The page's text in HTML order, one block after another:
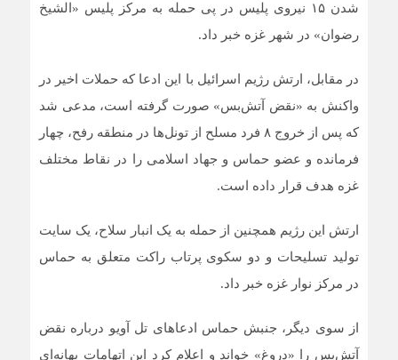
شدن ۱۵ نیروی پلیس در پی حمله به مرکز پلیس «الشیخ
رضوان» در شهر غزه خبر داد.
در مقابل، ارتش رژیم اسرائیل با این ادعا که حملات اخیر در
واکنش به «نقض آتش‌بس» صورت گرفته است، مدعی شد
که پس از خروج ۸ فرد مسلح از تونل‌ها در منطقه رفح، چهار
فرمانده و عضو حماس و جهاد اسلامی را در نقاط مختلف
غزه هدف قرار داده است.
ارتش این رژیم همچنین از حمله به یک انبار سلاح، یک سایت
تولید تسلیحات و دو سکوی پرتاب راکت متعلق به حماس
در مرکز نوار غزه خبر داد.
از سوی دیگر، جنبش حماس ادعاهای تل آویو درباره نقض
آتش‌بس را «دروغ» خواند و اعلام کرد این اتهامات بهانه‌ای